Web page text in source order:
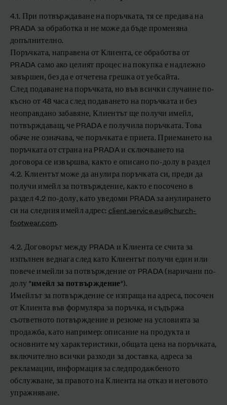
4.1. При потвърждаване на поръчката, тя се предава на
PRADA за обработка и не може да бъде променяна
допълнително.
Поръчката, направена от Клиента, се обработва от
PRADA само ако целият процес на покупка е надлежно
завършен, без да е отчетена грешка от уебсайта.
След подаване на поръчката, но във всички случаине по-
късно от 48 часа след подаването на поръчката и без
неоправдано забавяне, Клиентът ще получи имейл,
потвърждаващ, че PRADA е получила поръчката. Това
обаче не означава, че поръчката е приета. Приемането на
поръчката от страна на PRADA и сключването на
договора се извършва, както е описано по-долу в раздел
4.2. Клиентът може да анулира поръчката си, преди да
получи имейл за потвърждение, както е посочено в
раздел 4.2 по-долу, като уведоми PRADA за анулирането
си на следния имейл адрес: client.service.eu@church-
footwear.com.
4.2. Договорът между PRADA и Клиента се счита за
изпълнен веднага след като Клиентът получи един или
повече имейли за потвърждение от PRADA (наричани по-
долу "имейл за потвърждение").
Имейлът за потвърждение се изпраща на адреса, посочен
от Клиента във формуляра за поръчка, и съдържа
съответното потвърждение и резюме на условията за
продажба, като например: описание на продукта и
основните му характеристики, общата цена на поръчката,
включително всички разходи за доставка, адреса за
рекламации, информация за следпродажбеното
обслужване, за правото на Клиента на отказ и неговото
упражняване.